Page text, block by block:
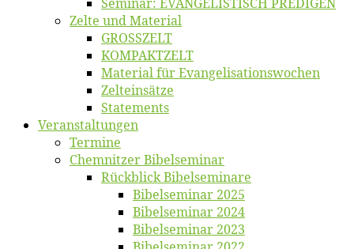
Zel­te und Material
GROSSZELT
KOMPAKTZELT
Ma­te­ri­al für Evangelisationswochen
Zelt­ein­sät­ze
State­ments
Ver­an­stal­tun­gen
Ter­mi­ne
Chemnit­zer Bibelseminar
Rück­blick Bibelseminare
Bi­bel­se­mi­nar 2025
Bi­bel­se­mi­nar 2024
Bi­bel­se­mi­nar 2023